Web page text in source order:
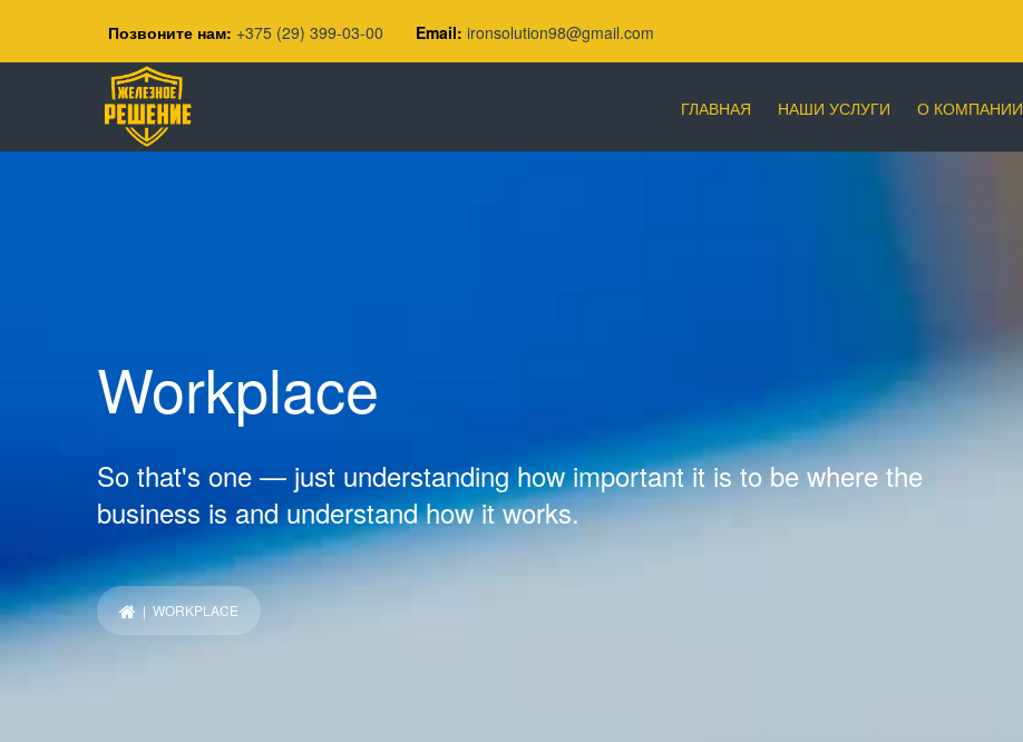
Позвоните нам: +375 (29) 399-03-00 Email: ironsolution98@gmail.com
ГЛАВНАЯ НАШИ УСЛУГИ О КОМПАНИИ
Workplace
So that's one — just understanding how important it is to be where the
business is and understand how it works.
| WORKPLACE